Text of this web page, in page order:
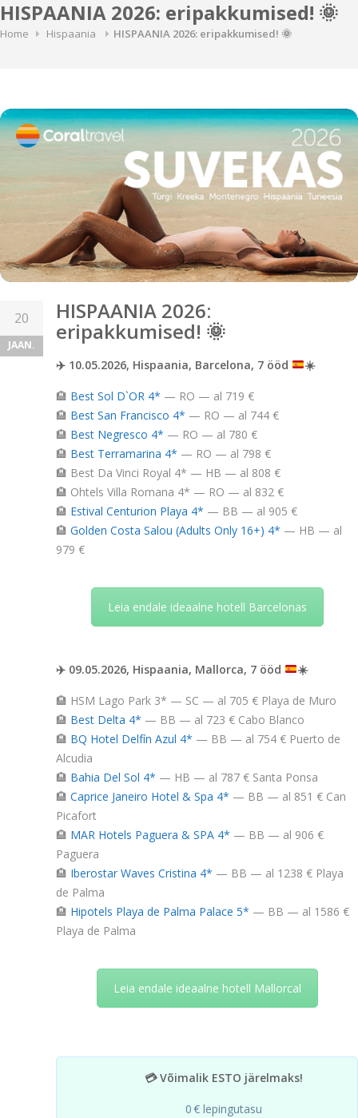
HISPAANIA 2026: eripakkumised! 🌞
Home Hispaania HISPAANIA 2026: eripakkumised! 🌞
20
JAAN.
HISPAANIA 2026:
eripakkumised! 🌞
✈️ 10.05.2026, Hispaania, Barcelona, 7 ööd ☀️
🏨 Best Sol D`OR 4* — RO — al 719 €
🏨 Best San Francisco 4* — RO — al 744 €
🏨 Best Negresco 4* — RO — al 780 €
🏨 Best Terramarina 4* — RO — al 798 €
🏨 Best Da Vinci Royal 4* — HB — al 808 €
🏨 Ohtels Villa Romana 4* — RO — al 832 €
🏨 Estival Centurion Playa 4* — BB — al 905 €
🏨 Golden Costa Salou (Adults Only 16+) 4* — HB — al
979 €
Leia endale ideaalne hotell Barcelonas
✈️ 09.05.2026, Hispaania, Mallorca, 7 ööd ☀️
🏨 HSM Lago Park 3* — SC — al 705 € Playa de Muro
🏨 Best Delta 4* — BB — al 723 € Cabo Blanco
🏨 BQ Hotel Delfín Azul 4* — BB — al 754 € Puerto de
Alcudia
🏨 Bahia Del Sol 4* — HB — al 787 € Santa Ponsa
🏨 Caprice Janeiro Hotel & Spa 4* — BB — al 851 € Can
Picafort
🏨 MAR Hotels Paguera & SPA 4* — BB — al 906 €
Paguera
🏨 Iberostar Waves Cristina 4* — BB — al 1238 € Playa
de Palma
🏨 Hipotels Playa de Palma Palace 5* — BB — al 1586 €
Playa de Palma
Leia endale ideaalne hotell Mallorcal
💳 Võimalik ESTO järelmaks!
0 € lepingutasu